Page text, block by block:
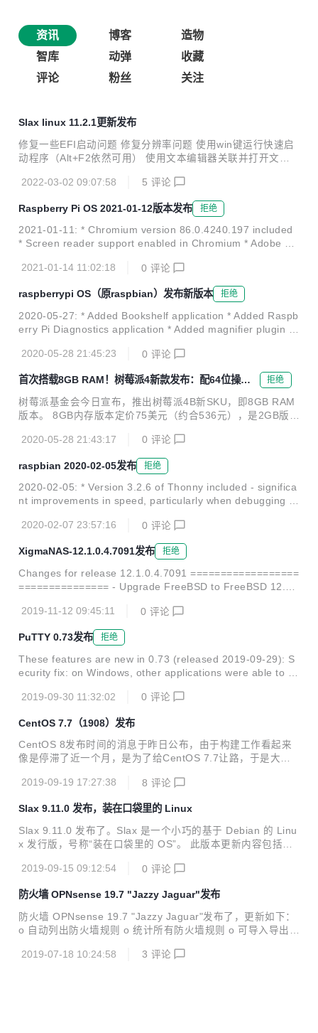
资讯 博客
造物
智库
动弹
收藏
评论
粉丝 关注
Slax linux 11.2.1更新发布
修复一些EFI启动问题 修复分辨率问题 使用win键运行快速启
动程序（Alt+F2依然可用） 使用文本编辑器关联并打开文本
用 如果网络可用，跳过启动诸如pxe, etc等服务 禁用DNS代
2022-03-02 09:07:58 5 评论
Raspberry Pi OS 2021-01-12版本发布 拒绝
2021-01-11: * Chromium version 86.0.4240.197 included
* Screen reader support enabled in Chromium * Adobe ha
atch 2 required Flash, so it has been removed * Added Ep
m USB devi...
2021-01-14 11:02:18 0 评论
raspberrypi OS（原raspbian）发布新版本 拒绝
2020-05-27: * Added Bookshelf application * Added Raspb
erry Pi Diagnostics application * Added magnifier plugin to
mmended Software to enable * Added Magnifier applicatio
naire as in...
2020-05-28 21:45:23 0 评论
首次搭载8GB RAM！树莓派4新款发布：配64位操作
系统
拒绝
树莓派基金会今日宣布，推出树莓派4B新SKU，即8GB RAM
版本。 8GB内存版本定价75美元（约合536元），是2GB版本
充分利用8GB RAM，树莓派还开发了基于Debian的64位专用
操作系统，毕竟目前的Raspbian仅为32位。 图为美光LPDDR
4颗粒，树莓派4B所用 其它方面，8GB版本和4GB/2GB的配
置完全一致。 有趣的是，TMHW对树莓派4B 8GB版本的测试
显示，Web性能、7zip压缩、APP打开速度等方面，8GB对比
4GB甚至不增反减。 另外，在32位系统中，可用RAM为7.8G
B，64位系统缩减到了7....
2020-05-28 21:43:17 0 评论
raspbian 2020-02-05发布 拒绝
2020-02-05: * Version 3.2.6 of Thonny included - significa
nt improvements in speed, particularly when debugging *
age" and "display sprite" blocks to SenseHAT extension, a
nd loading of files from command line * Version 32.0.0.31
4 of Fla...
2020-02-07 23:57:16 0 评论
XigmaNAS-12.1.0.4.7091发布 拒绝
Changes for release 12.1.0.4.7091 ==================
=============== - Upgrade FreeBSD to FreeBSD 12.1-
s. - Update translations. - Add sesutil. - Add sas2ircu. - Ad
d sas3ircu. - Add Aquantia AQtion (Atlantic) AQC107 Netw
ork Driver. - Upgrade arcconf to...
2019-11-12 09:45:11 0 评论
РuТТY 0.73发布 拒绝
These features are new in 0.73 (released 2019-09-29): S
ecurity fix: on Windows, other applications were able to bi
g. Security fix: in bracketed paste mode, the terminal esc
ppearing together...
2019-09-30 11:32:02 0 评论
CentOS 7.7（1908）发布
CentOS 8发布时间的消息于昨日公布，由于构建工作看起来
像是停滞了近一个月，是为了给CentOS 7.7让路，于是大家
ntOS 7版本为CentOS 7.7(1908)，国内各镜像站大多数也已
正在编辑中），主要内容如下： 主要改动 Python 3 可用，安
装python3将会提供Python 3.6。 bind更新至9.11。 chrony
更新至3.4。 自 1503 发行版本（abrt>= 2.1.11-19.el7.cento
2019-09-19 17:27:38 8 评论
Slax 9.11.0 发布，装在口袋里的 Linux
Slax 9.11.0 发布了。Slax 是一个小巧的基于 Debian 的 Linu
x 发行版，号称“装在口袋里的 OS”。 此版本更新内容包括：
幕遮挡 修复了 PXE 服务器脚本 '/usr/bin/pxe'，如果配置了多
changelog.php
2019-09-15 09:12:54 0 评论
防火墙 OPNsense 19.7 "Jazzy Jaguar"发布
防火墙 OPNsense 19.7 "Jazzy Jaguar"发布了，更新如下：
o 自动列出防火墙规则 o 统计所有防火墙规则 o 可导入导出 A
火墙规则定位器 o 可重写网关处理和交换 o 通过系统日志ng
2019-07-18 10:24:58 3 评论